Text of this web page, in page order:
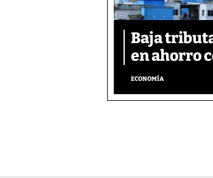
Baja
en ahorro
ECONOMÍA